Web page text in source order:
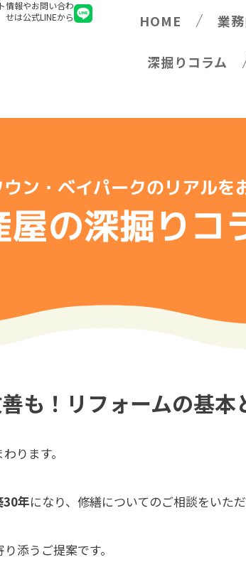
情報やお問い合わ
せは公式LINEから
HOME 業
深掘りコラム
ン・ベイパークのリアルを
屋の深掘りコ
も！リフォームの基本
ります。
30年になり、修繕についてのご相談をいた
添うご提案です。